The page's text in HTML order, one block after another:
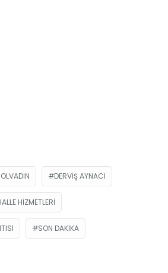
DERVIŞ AYNACI
HIZMETLERI
SON DAKIKA